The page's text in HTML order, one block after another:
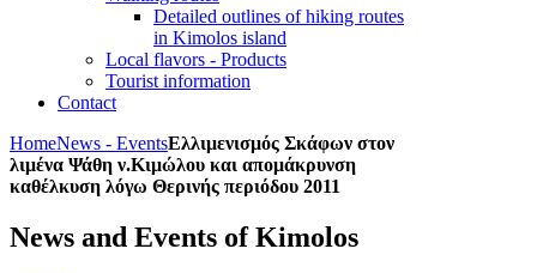
Detailed outlines of hiking routes
in Kimolos island
Local flavors - Products
Tourist information
Contact
HomeNews - EventsΕλλιμενισμός Σκάφων στον
λιμένα Ψάθη ν.Κιμώλου και απομάκρυνση
καθέλκυση λόγω Θερινής περιόδου 2011
News and Events of Kimolos